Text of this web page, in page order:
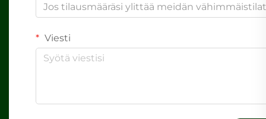
Jos tilausmääräsi ylittää meidän
Viesti